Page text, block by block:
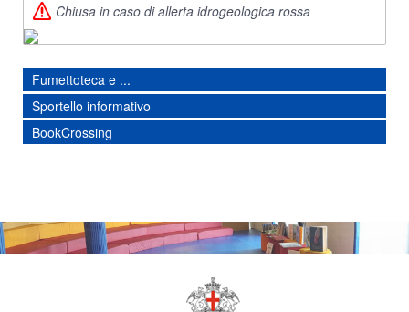
Chiusa in caso di allerta idrogeologica rossa
Fumettoteca e ...
Sportello informativo
BookCrossing